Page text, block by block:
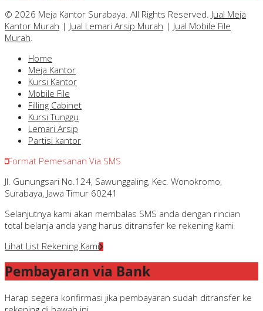
© 2026 Meja Kantor Surabaya. All Rights Reserved. Jual Meja
Kantor Murah | Jual Lemari Arsip Murah | Jual Mobile File
Murah
Home
Meja Kantor
Kursi Kantor
Mobile File
Filling Cabinet
Kursi Tunggu
Lemari Arsip
Partisi kantor
Format Pemesanan Via SMS
Jl. Gunungsari No.124, Sawunggaling, Kec. Wonokromo,
Surabaya, Jawa Timur 60241
Selanjutnya kami akan membalas SMS anda dengan rincian
total belanja anda yang harus ditransfer ke rekening kami
Lihat List Rekening Kami
Pembayaran via Bank
Harap segera konfirmasi jika pembayaran sudah ditransfer ke